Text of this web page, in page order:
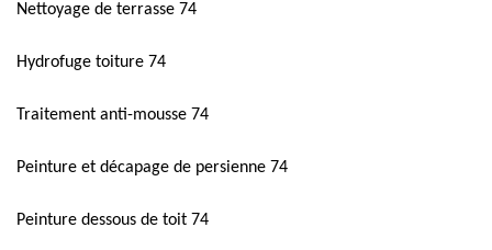
Nettoyage de terrasse 74
Hydrofuge toiture 74
Traitement anti-mousse 74
Peinture et décapage de persienne 74
Peinture dessous de toit 74